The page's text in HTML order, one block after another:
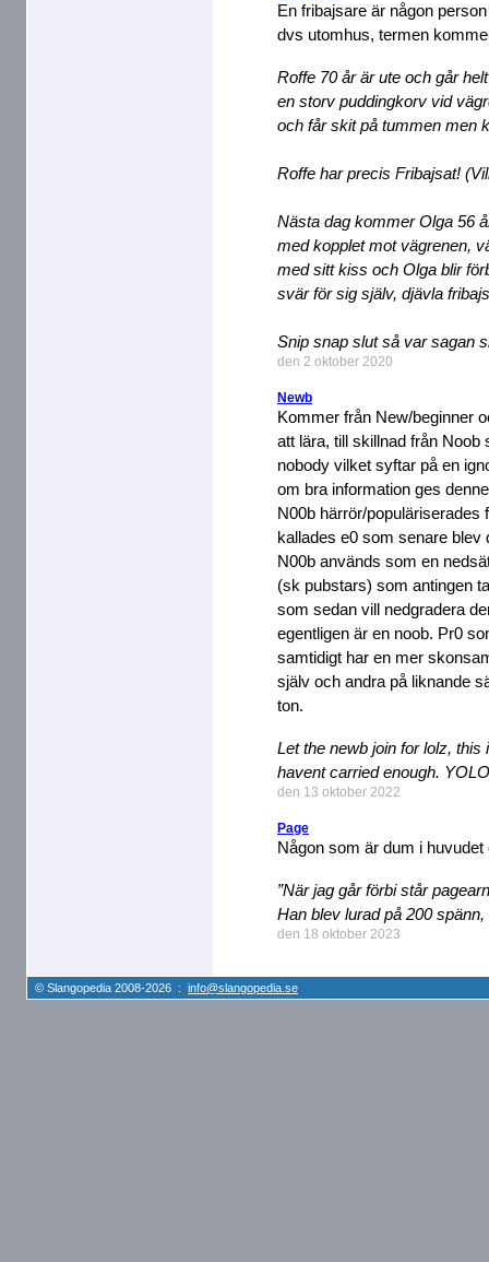
En fribajsare är någon
dvs utomhus, termen
Roffe 70 år är ute och går
en storv puddingkorv vid
och får skit på tummen men
Roffe har precis Fribajsat!
Nästa dag kommer Olga 56
med kopplet mot vägrenen,
med sitt kiss och Olga blir
svär för sig själv, djävla
Snip snap slut så var sagan
den 2 oktober 2020
Newb
Kommer från New/beginner
att lära, till skillnad från
nobody vilket syftar på en
om bra information ges
N00b härrör/
kallades e0 som senare
N00b används som en
(sk pubstars) som antingen
som sedan vill nedgradera
egentligen är en noob. Pr0
samtidigt har en mer
själv och andra på liknande
ton.
Let the newb join for lolz,
havent carried enough.
den 13 oktober 2022
Page
Någon som är dum i huvudet
”När jag går förbi står
Han blev lurad på 200
den 18 oktober 2023
© Slangopedia 2008-2026 : info@slangopedia.se